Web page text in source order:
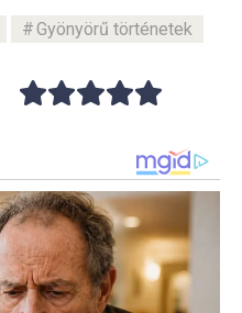
Gyönyörű történetek